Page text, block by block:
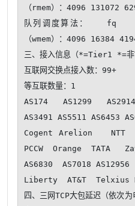
（rmem）：4096 131072
队列调度算法：   fq
（wmem）：4096 16384
三、接入信息（*=Tier1 *=
互联网交换点接入数：
等互联数量：1
AS174  AS1299
AS3491 AS5511 AS6453
Cogent Arelion   NTT
PCCW  Orange  TATA
AS6830  AS7018
Liberty  AT&T  Telxius
四、三网TCP大包延迟（依次